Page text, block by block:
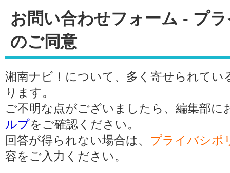
お問い合わせフォーム - プ
のご同意
湘南ナビ！について、多く寄せられてい
ります。
ご不明な点がございましたら、編集部
ルプをご確認ください。
回答が得られない場合は、 プライバシポ
容をご入力ください。